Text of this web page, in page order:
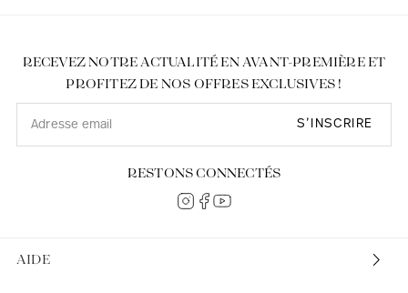
AIDE
RECEVEZ NOTRE ACTUALITÉ EN AVANT-PREMIÈRE ET
PROFITEZ DE NOS OFFRES EXCLUSIVES !
S’INSCRIRE
RESTONS CONNECTÉS